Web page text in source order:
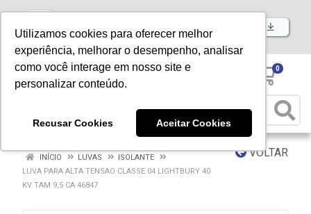
Utilizamos cookies para oferecer melhor
experiência, melhorar o desempenho, analisar
como você interage em nosso site e
personalizar conteúdo.
Recusar Cookies Aceitar Cookies
Baixe já nosso APP
0
VOLTAR
INÍCIO LUVAS
ISOLANTE
LUVA PARA ALTA TENSAO CLASSE 04 LIGHTBURY 40
KV TAM 9,5 CA 46847